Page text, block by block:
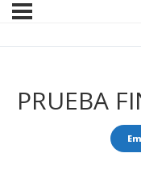
PRUEBA